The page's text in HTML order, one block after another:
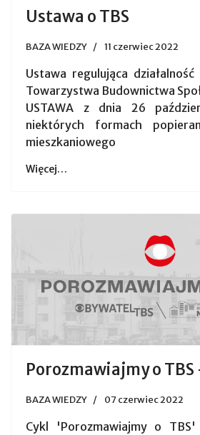
Ustawa o TBS
BAZA WIEDZY 11 czerwiec 2022
Ustawa regulująca
Towarzystwa Budownictwa
USTAWA z dnia 26
niektórych formach
mieszkaniowego
Więcej…
Porozmawiajmy o TBS
BAZA WIEDZY 07 czerwiec 2022
Cykl 'Porozmawiajmy o